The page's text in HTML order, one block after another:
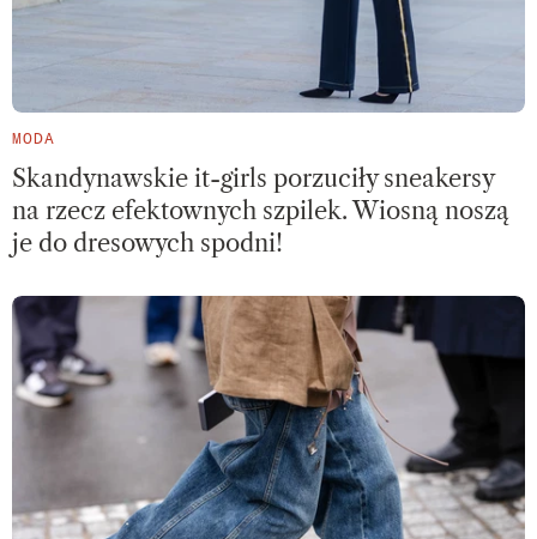
MODA
Skandynawskie it-girls porzuciły sneakersy
na rzecz efektownych szpilek. Wiosną noszą
je do dresowych spodni!